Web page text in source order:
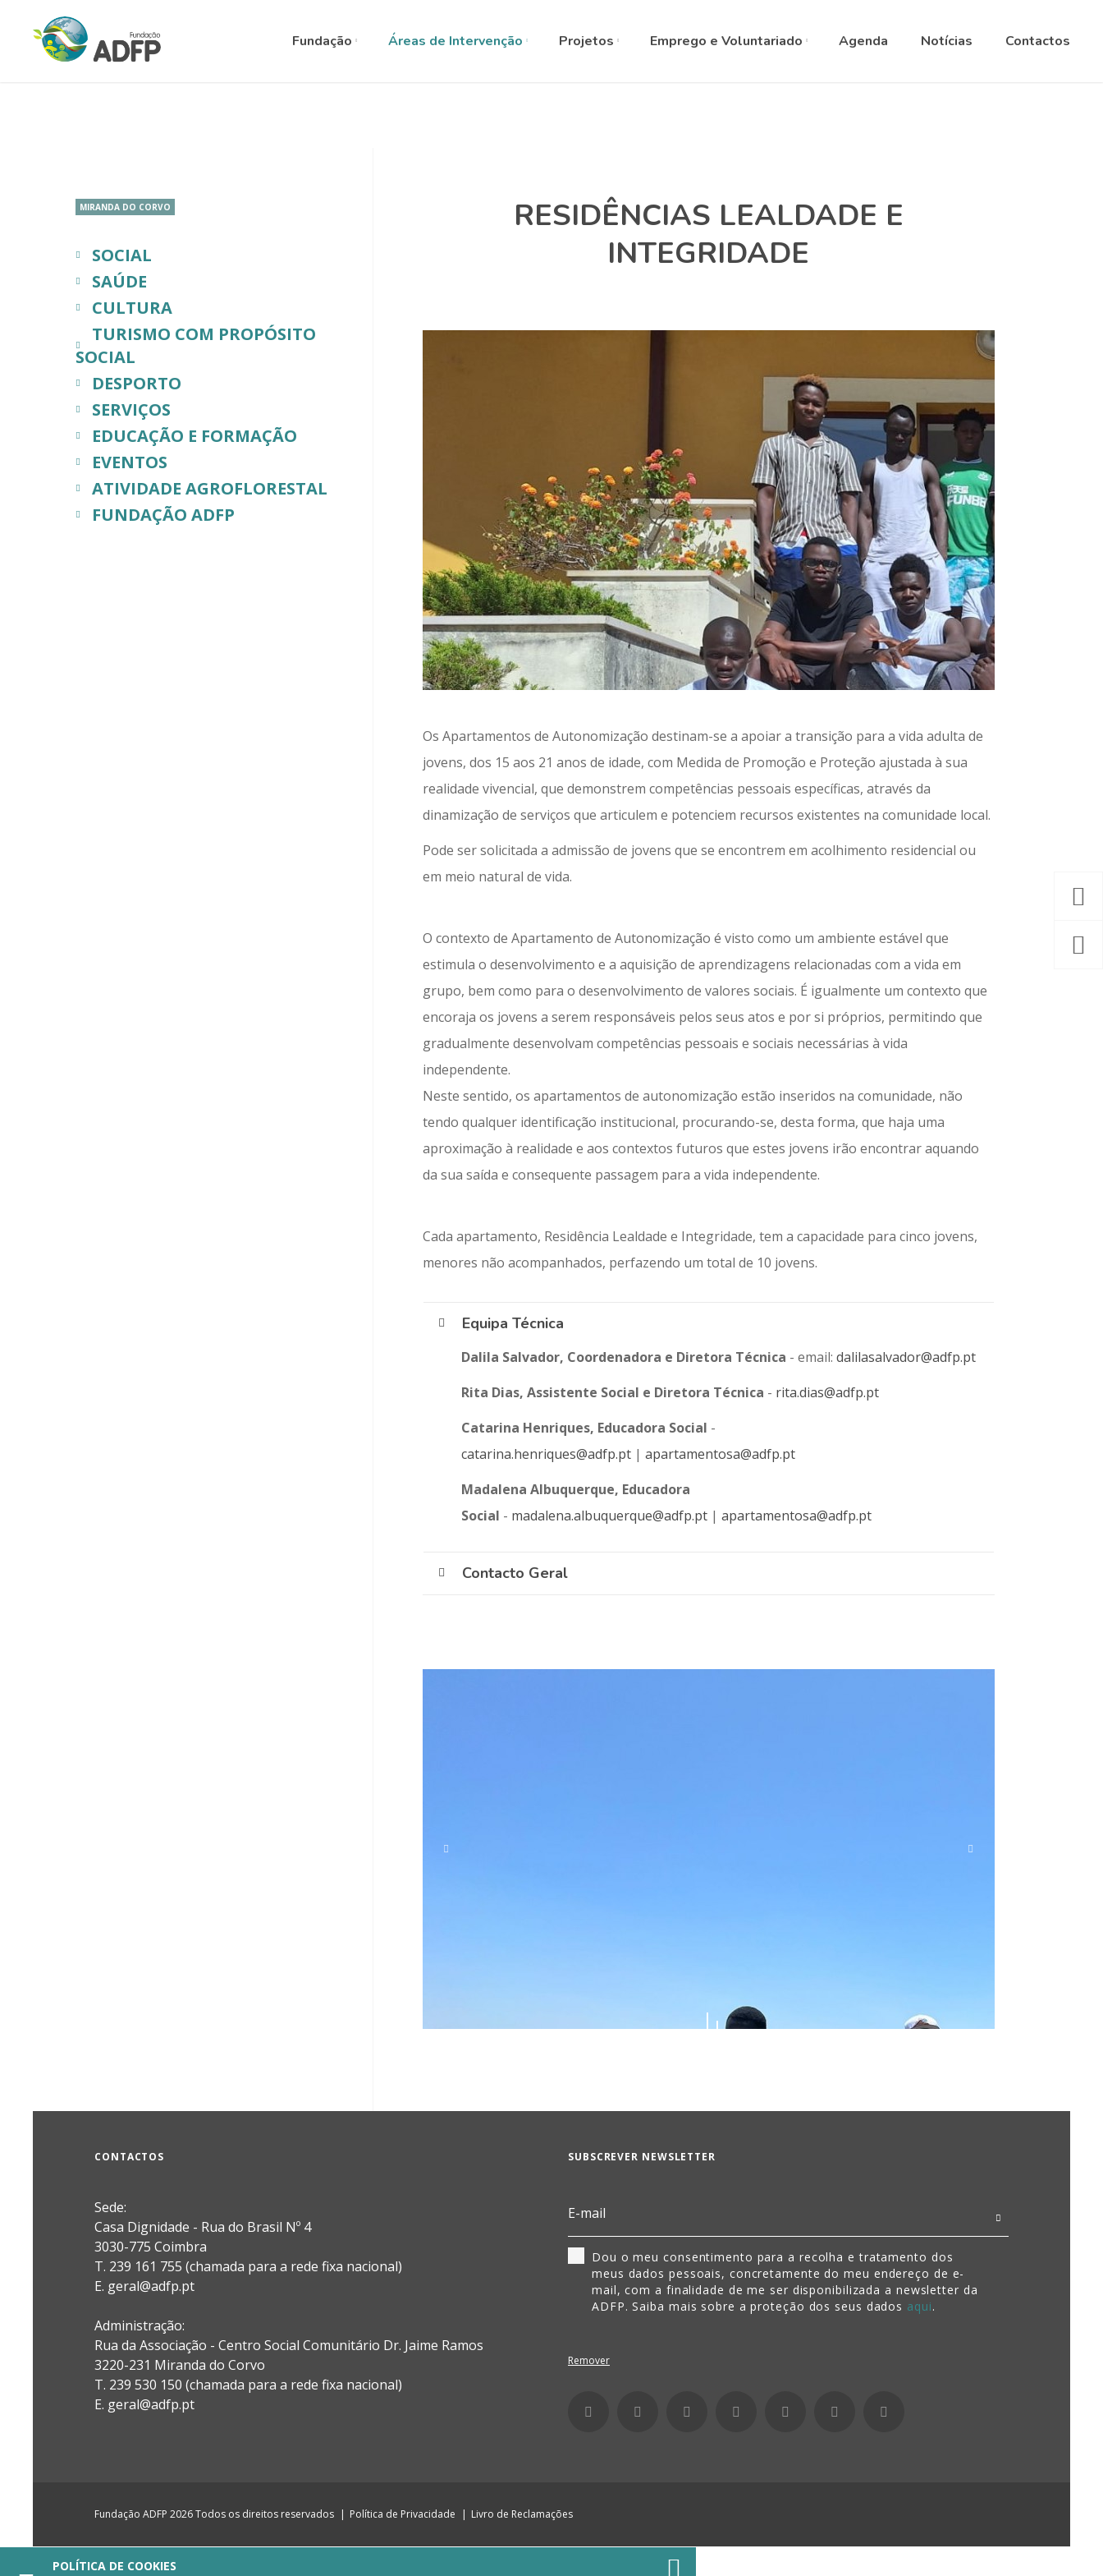
POLÍTICA DE COOKIES 
Fundação Áreas de Intervenção Projetos Emprego e Voluntariado Agenda Notícias Contactos
MIRANDA DO CORVO
SOCIAL
SAÚDE
CULTURA
TURISMO COM PROPÓSITO
SOCIAL
DESPORTO
SERVIÇOS
EDUCAÇÃO E FORMAÇÃO
EVENTOS
ATIVIDADE AGROFLORESTAL
FUNDAÇÃO ADFP
RESIDÊNCIAS LEALDADE E
INTEGRIDADE
Os Apartamentos de Autonomização destinam-se a apoiar a transição para a vida adulta de
jovens, dos 15 aos 21 anos de idade, com Medida de Promoção e Proteção ajustada à sua
realidade vivencial, que demonstrem competências pessoais específicas, através da
dinamização de serviços que articulem e potenciem recursos existentes na comunidade local.
Pode ser solicitada a admissão de jovens que se encontrem em acolhimento residencial ou
em meio natural de vida.
O contexto de Apartamento de Autonomização é visto como um ambiente estável que
estimula o desenvolvimento e a aquisição de aprendizagens relacionadas com a vida em
grupo, bem como para o desenvolvimento de valores sociais. É igualmente um contexto que
encoraja os jovens a serem responsáveis pelos seus atos e por si próprios, permitindo que
gradualmente desenvolvam competências pessoais e sociais necessárias à vida
independente.
Neste sentido, os apartamentos de autonomização estão inseridos na comunidade, não
tendo qualquer identificação institucional, procurando-se, desta forma, que haja uma
aproximação à realidade e aos contextos futuros que estes jovens irão encontrar aquando
da sua saída e consequente passagem para a vida independente.
Cada apartamento, Residência Lealdade e Integridade, tem a capacidade para cinco jovens,
menores não acompanhados, perfazendo um total de 10 jovens.
Equipa Técnica
Dalila Salvador, Coordenadora e Diretora Técnica - email: dalilasalvador@adfp.pt
Rita Dias, Assistente Social e Diretora Técnica - rita.dias@adfp.pt
Catarina Henriques, Educadora Social -
catarina.henriques@adfp.pt| apartamentosa@adfp.pt
Madalena Albuquerque, Educadora
Social - madalena.albuquerque@adfp.pt| apartamentosa@adfp.pt
Contacto Geral
CONTACTOS
Sede:
Casa Dignidade - Rua do Brasil Nº 4
3030-775 Coimbra
T. 239 161 755 (chamada para a rede fixa nacional)
E. geral@adfp.pt
Administração:
Rua da Associação - Centro Social Comunitário Dr. Jaime Ramos
3220-231 Miranda do Corvo
T. 239 530 150 (chamada para a rede fixa nacional)
E. geral@adfp.pt
SUBSCREVER NEWSLETTER
Dou o meu consentimento para a recolha e tratamento dos
meus dados pessoais, concretamente do meu endereço de e-
mail, com a finalidade de me ser disponibilizada a newsletter da
ADFP. Saiba mais sobre a proteção dos seus dados aqui.
Remover
Fundação ADFP 2026 Todos os direitos reservados Política de Privacidade Livro de Reclamações